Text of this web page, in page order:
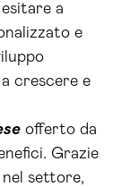
a
e
a crescere e
offerto da
Grazie
settore,